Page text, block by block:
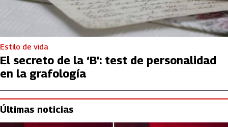
Estilo de vida
El secreto de la ‘B’: test de personalidad
en la grafología
Últimas noticias